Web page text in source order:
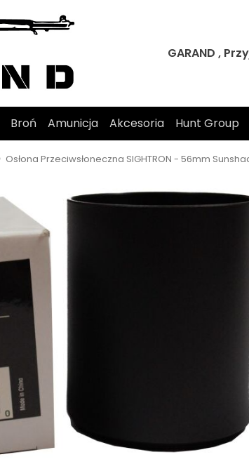
GARAND ,
Broń Amunicja Akcesoria Hunt Group
Osłona Przeciwsłoneczna SIGHTRON - 56mm